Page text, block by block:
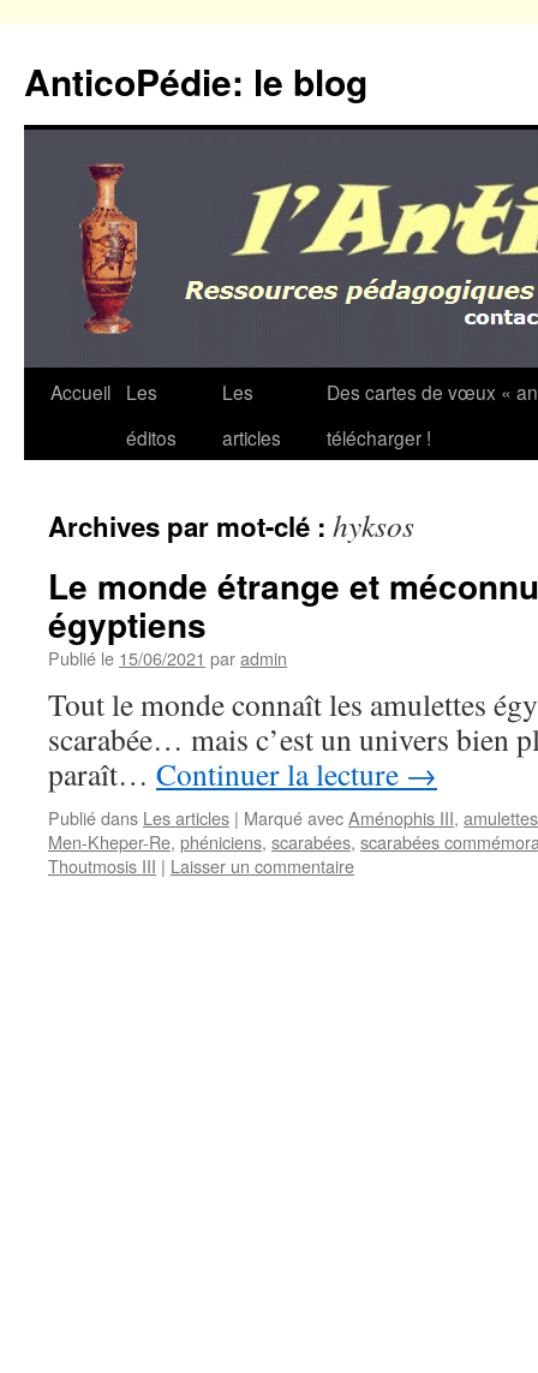
contenu
AnticoPédie: le blog
Accueil
Les
éditos
Les
articles
Des cartes de vœux «
télécharger !
Archives par mot-clé : hyksos
Le monde étrange et
égyptiens
Publié le 15/06/2021 paradmin
Tout le monde connaît les amulettes
scarabée… mais c’est un univers bien
paraît… Continuer la lecture →
Publié dans Les articles | Marqué avecAménophis III, amulettes
Men-Kheper-Re, phéniciens, scarabées, scarabées
Thoutmosis III | Laisser un commentaire